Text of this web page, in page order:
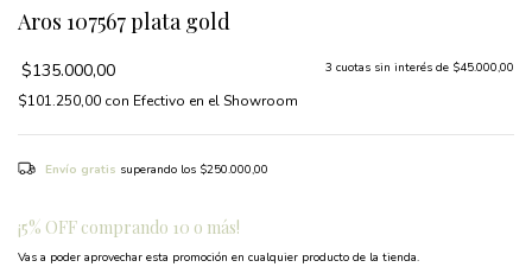
Aros 107567 plata gold
$135.000,00 3 cuotas sin interés de $45.000,00
$101.250,00 con Efectivo en el Showroom
Envío gratis superando los $250.000,00
¡5% OFF comprando 10 o más!
Vas a poder aprovechar esta promoción en cualquier producto de la tienda.